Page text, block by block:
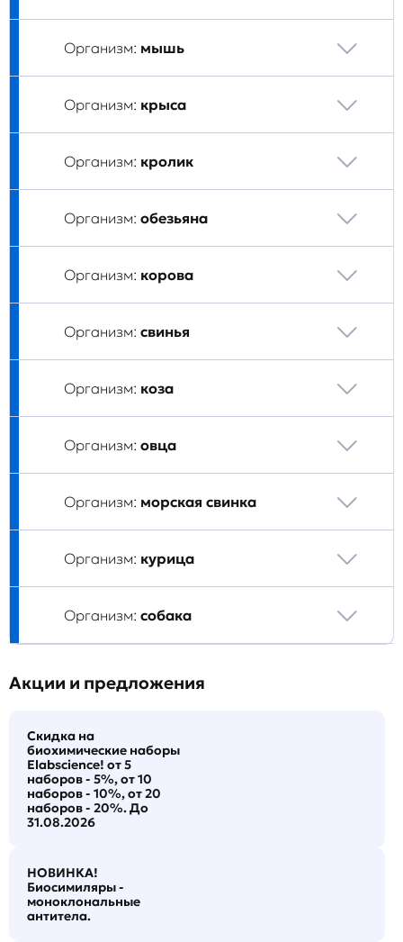
Организм: мышь
Организм: крыса
Организм: кролик
Организм: обезьяна
Организм: корова
Организм: свинья
Организм: коза
Организм: овца
Организм: морская свинка
Организм: курица
Организм: собака
Акции и предложения
Скидка на
биохимические наборы
Elabscience! от 5
наборов - 5%, от 10
наборов - 10%, от 20
наборов - 20%. До
31.08.2026
НОВИНКА!
Биосимиляры -
моноклональные
антитела.